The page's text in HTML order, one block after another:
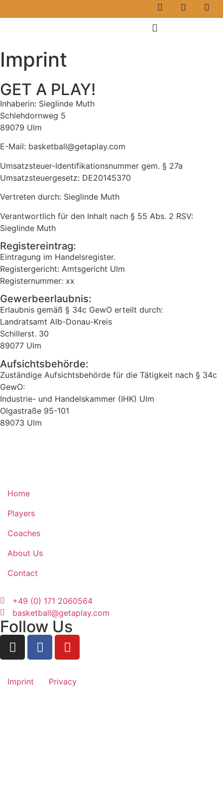
Imprint
GET A PLAY!
Inhaberin: Sieglinde Muth
Schlehdornweg 5
89079 Ulm
E-Mail: basketball@getaplay.com
Umsatzsteuer-Identifikationsnummer gem. § 27a
Umsatzsteuergesetz: DE20145370
Vertreten durch: Sieglinde Muth
Verantwortlich für den Inhalt nach § 55 Abs. 2 RSV:
Sieglinde Muth
Registereintrag:
Eintragung im Handelsregister.
Registergericht: Amtsgericht Ulm
Registernummer: xx
Gewerbeerlaubnis:
Erlaubnis gemäß § 34c GewO erteilt durch:
Landratsamt Alb-Donau-Kreis
Schillerst. 30
89077 Ulm
Aufsichtsbehörde:
Zuständige Aufsichtsbehörde für die Tätigkeit nach § 34c
GewO:
Industrie- und Handelskammer (IHK) Ulm
Olgastraße 95-101
89073 Ulm
Home
Players
Coaches
About Us
Contact
+49 (0) 171 2060564
basketball@getaplay.com
Follow Us
Imprint Privacy